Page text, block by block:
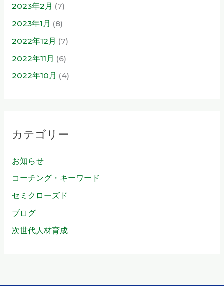
2023年2月 (7)
2023年1月 (8)
2022年12月 (7)
2022年11月 (6)
2022年10月 (4)
カテゴリー
お知らせ
コーチング・キーワード
セミクローズド
ブログ
次世代人材育成